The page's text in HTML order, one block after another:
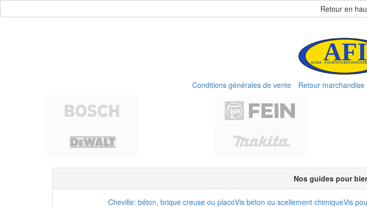
Retour en
Conditions générales de vente Retour marchandise
Nos guides pour
Cheville: béton, brique creuse ou placoVis béton ou scellement chimiqueVis